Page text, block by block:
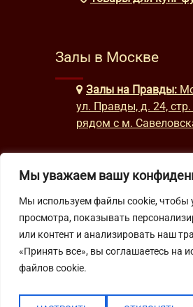
Мы уважаем вашу
Мы используем файлы cookie, чтобы
просмотра, показывать
или контент и анализировать наш
«Принять все», вы соглашаетесь на
файлов cookie.
Залы в Москве
Залы на Правды:
ул. Правды, д. 24, стр.
рядом с м.
Часы работы
будни: с 9:00 до 22:00
выходные: с 10:00 до
Подпишитесь на нашу